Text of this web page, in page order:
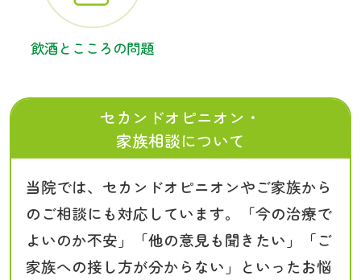
飲酒とこころの問題
セカンドオピニオン・
家族相談について
当院では、セカンドオピニオンやご家族から
のご相談にも対応しています。「今の治療で
よいのか不安」「他の意見も聞きたい」「ご
家族への接し方が分からない」といったお悩